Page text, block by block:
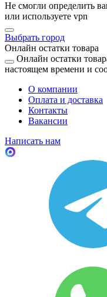
Не смогли определить
или используете vpn
Выбрать город
Онлайн остатки товара
Онлайн остатки
настоящем времени и
О компании
Оплата и доставка
Контакты
Вакансии
Написать нам